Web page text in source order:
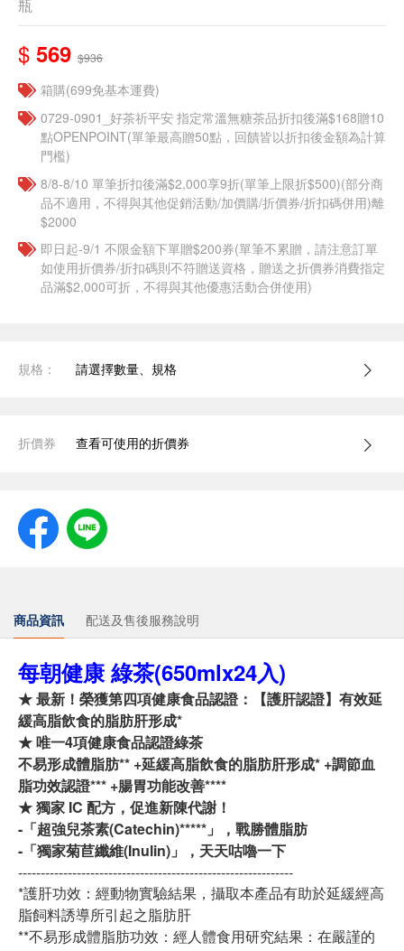
瓶
$ 569 $936
箱購(699免基本運費)
​​0729-0901_好茶祈平安 指定常溫無糖茶品折扣後滿$168贈10
點OPENPOINT(單筆最高贈50點，回饋皆以折扣後金額為計算
門檻)
8/8-8/10 單筆折扣後滿$2,000享9折(單筆上限折$500)(部分商
品不適用，不得與其他促銷活動/加價購/折價券/折扣碼併用)離
$2000
即日起-9/1 不限金額下單贈$200券(單筆不累贈，請注意訂單
如使用折價券/折扣碼則不符贈送資格，贈送之折價券消費指定
品滿$2,000可折，不得與其他優惠活動合併使用)
規格： 請選擇數量、規格
折價券 查看可使用的折價券
商品資訊 配送及售後服務說明
每朝健康 綠茶(650mlx24入)
★ 最新！榮獲第四項健康食品認證：【護肝認證】有效延
緩高脂飲食的脂肪肝形成*
★ 唯一4項健康食品認證綠茶
不易形成體脂肪** +延緩高脂飲食的脂肪肝形成* +調節血
脂功效認證*** +腸胃功能改善****
★ 獨家 IC 配方，促進新陳代謝！
-「超強兒茶素(Catechin)*****」，戰勝體脂肪
-「獨家菊苣纖維(Inulin)」，天天咕嚕一下
-------------------------------------------------------------
*護肝功效：經動物實驗結果，攝取本產品有助於延緩經高
脂飼料誘導所引起之脂肪肝
**不易形成體脂肪功效：經人體食用研究結果：在嚴謹的